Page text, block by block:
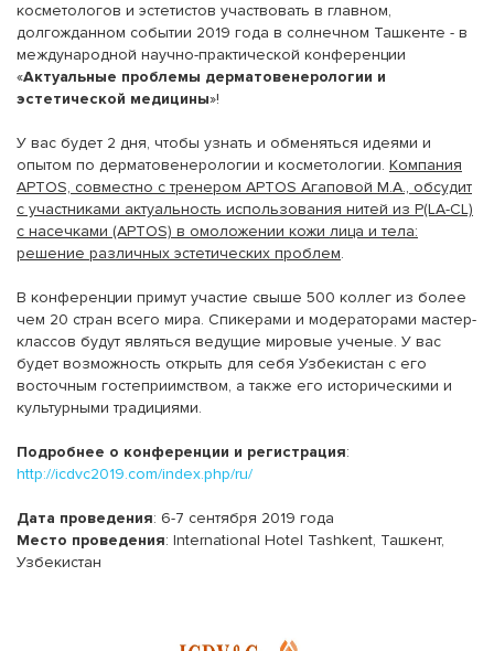
косметологов и эстетистов участвовать в главном,
долгожданном событии 2019 года в солнечном Ташкенте - в
международной научно-практической конференции
«Актуальные проблемы дерматовенерологии и
эстетической медицины»!
У вас будет 2 дня, чтобы узнать и обменяться идеями и
опытом по дерматовенерологии и косметологии. Компания
APTOS, совместно с тренером APTOS Агаповой М.А., обсудит
с участниками актуальность использования нитей из P(LA-CL)
с насечками (APTOS) в омоложении кожи лица и тела:
решение различных эстетических проблем.
В конференции примут участие свыше 500 коллег из более
чем 20 стран всего мира. Спикерами и модераторами мастер-
классов будут являться ведущие мировые ученые. У вас
будет возможность открыть для себя Узбекистан с его
восточным гостеприимством, а также его историческими и
культурными традициями.
Подробнее о конференции и регистрация:
http://icdvc2019.com/index.php/ru/
Дата проведения: 6-7 сентября 2019 года
Место проведения: International Hotel Tashkent, Ташкент,
Узбекистан